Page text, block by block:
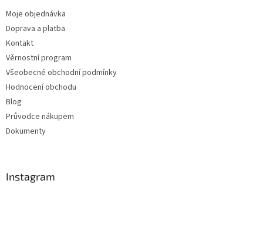
Moje objednávka
Doprava a platba
Kontakt
Věrnostní program
Všeobecné obchodní podmínky
Hodnocení obchodu
Blog
Průvodce nákupem
Dokumenty
Instagram